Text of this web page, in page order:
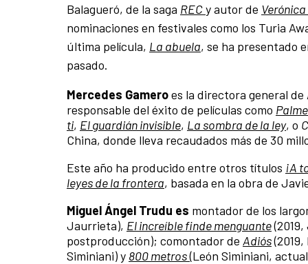
Balagueró, de la saga RECy autor de Verónica
nominaciones en festivales como los Turia
última película, La abuela, se ha presentado
pasado.
Mercedes Gameroes la directora general
responsable del éxito de películas como
ti, El guardián invisible, La sombra de la ley, o
China, donde lleva recaudados más de 30
Este año ha producido entre otros títulos ¡A
leyes de la frontera, basada en la obra de
Miguel Ángel Trudu es montador de los
Jaurrieta), El increíble finde menguante
postproducción); comontador de Adiós
Siminiani) y 800 metros(León Siminiani,